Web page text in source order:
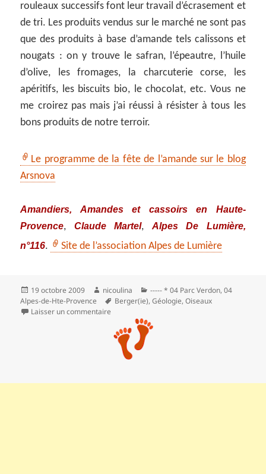
rouleaux successifs font leur travail d’écrasement et
de tri. Les produits vendus sur le marché ne sont pas
que des produits à base d’amande tels calissons et
nougats : on y trouve le safran, l’épeautre, l’huile
d’olive, les fromages, la charcuterie corse, les
apéritifs, les biscuits bio, le chocolat, etc. Vous ne
me croirez pas mais j’ai réussi à résister à tous les
bons produits de notre terroir.
Le programme de la fête de l’amande sur le blog
Arsnova
Amandiers, Amandes et cassoirs en Haute-
Provence, Claude Martel,Alpes De Lumière,
n°116. Site de l’association Alpes de Lumière
Publié
le
19 octobre 2009 Auteur
nicoulina Catégories
----- * 04 Parc Verdon,04
Alpes-de-Hte-Provence
Mots-
clés
Berger(ie),Géologie,Oiseaux
Laisser un commentaire sur Au pays de la lavande : balade nature